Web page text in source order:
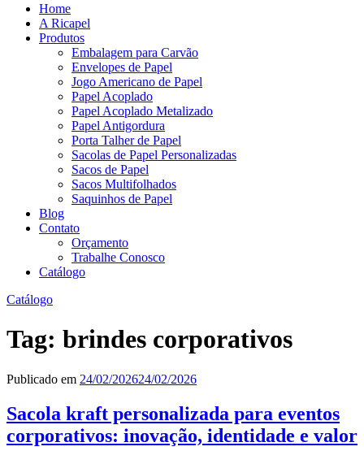
Home
A Ricapel
Produtos
Embalagem para Carvão
Envelopes de Papel
Jogo Americano de Papel
Papel Acoplado
Papel Acoplado Metalizado
Papel Antigordura
Porta Talher de Papel
Sacolas de Papel Personalizadas
Sacos de Papel
Sacos Multifolhados
Saquinhos de Papel
Blog
Contato
Orçamento
Trabalhe Conosco
Catálogo
Catálogo
Tag: brindes corporativos
Publicado em 24/02/202624/02/2026
Sacola kraft personalizada para eventos
corporativos: inovação, identidade e valor